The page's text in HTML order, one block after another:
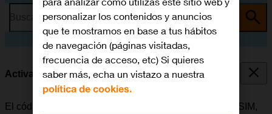
Busca por problema o tema
Activar o desactivar el uso del código PIN
El código PIN evita que otros puedan utilizar la tarjeta SIM,
personalizar los contenidos y anuncios
que te mostramos en base a tus hábitos
de navegación (páginas visitadas,
frecuencia de acceso, etc) Si quieres
saber más, echa un vistazo a nuestra
política de cookies.